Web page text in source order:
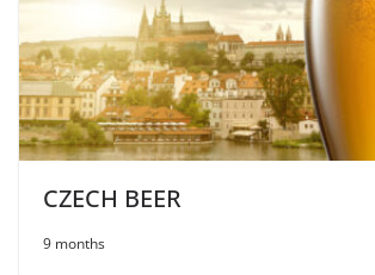
CZECH BEER
9 months